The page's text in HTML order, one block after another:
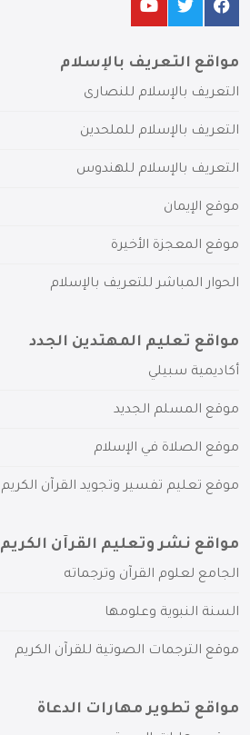
مواقع التعريف بالإسلام
التعريف بالإسلام للنصارى
التعريف بالإسلام للملحدين
التعريف بالإسلام للهندوس
موقع الإيمان
موقع المعجزة الأخيرة
الحوار المباشر للتعريف بالإسلام
مواقع تعليم المهتدين الجدد
أكاديمية سبيلي
موقع المسلم الجديد
موقع الصلاة في الإسلام
موقع تعليم تفسير وتجويد القرآن الكريم
مواقع نشر وتعليم القرآن الكريم
الجامع لعلوم القرآن وترجماته
السنة النبوية وعلومها
موقع الترجمات الصوتية للقرآن الكريم
مواقع تطوير مهارات الدعاة